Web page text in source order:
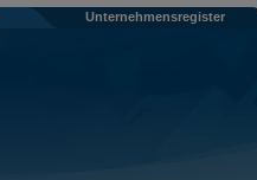
Unternehmensregister